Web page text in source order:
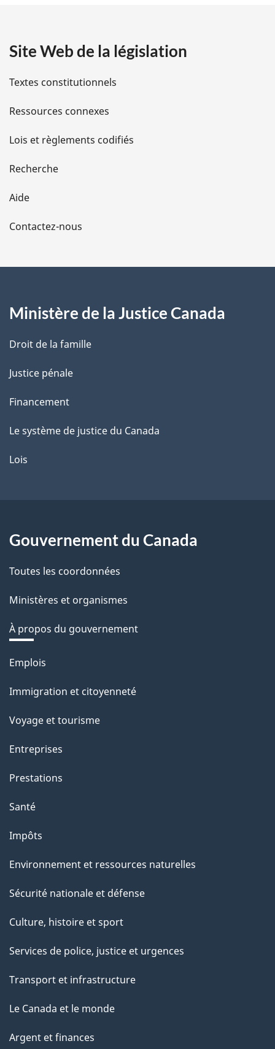
i
l
s
d
e
l
a
e
Site Web de la législation
Textes constitutionnels
Ressources connexes
Lois et règlements codifiés
Recherche
Aide
Contactez-nous
Ministère de la Justice Canada
Droit de la famille
Justice pénale
Financement
Le système de justice du Canada
Lois
Gouvernement du Canada
Toutes les coordonnées
Ministères et organismes
À propos du gouvernement
Thèmes
sujets
Emplois
Immigration et citoyenneté
Voyage et tourisme
Entreprises
Prestations
Santé
Impôts
Environnement et ressources naturelles
Sécurité nationale et défense
Culture, histoire et sport
Services de police, justice et urgences
Transport et infrastructure
Le Canada et le monde
Argent et finances